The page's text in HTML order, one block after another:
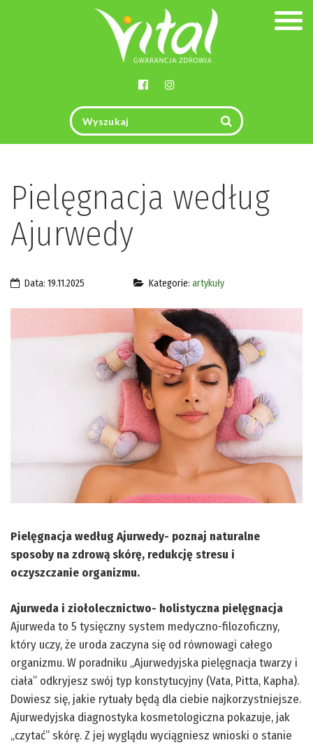
Pielęgnacja według
Ajurwedy
Data: 19.11.2025 Kategorie: artykuły
Pielęgnacja według Ajurwedy- poznaj naturalne
sposoby na zdrową skórę, redukcję stresu i
oczyszczanie organizmu.
Ajurweda i ziołolecznictwo- holistyczna pielęgnacja
Ajurweda to 5 tysięczny system medyczno-filozoficzny,
który uczy, że uroda zaczyna się od równowagi całego
organizmu. W poradniku „Ajurwedyjska pielęgnacja twarzy i
ciała” odkryjesz swój typ konstytucyjny (Vata, Pitta, Kapha).
Dowiesz się, jakie rytuały będą dla ciebie najkorzystniejsze.
Ajurwedyjska diagnostyka kosmetologiczna pokazuje, jak
„czytać” skórę. Z jej wyglądu wyciągniesz wnioski o stanie